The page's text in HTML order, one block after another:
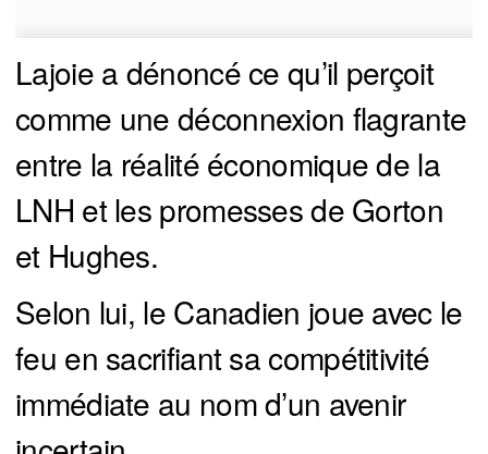
Lajoie a dénoncé ce qu’il perçoit
comme une déconnexion flagrante
entre la réalité économique de la
LNH et les promesses de Gorton
et Hughes.
Selon lui, le Canadien joue avec le
feu en sacrifiant sa compétitivité
immédiate au nom d’un avenir